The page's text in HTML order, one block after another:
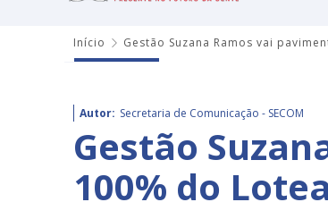
Início Gestão Suzana Ramos vai
Autor: Secretaria de Comunicação - SECOM
Gestão
100% do